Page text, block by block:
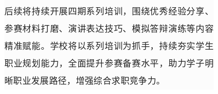
后续将持续开展四期系列培训，围绕优秀经验分享、
参赛材料打磨、演讲表达技巧、模拟答辩演练等内容
精准赋能。学校将以系列培训为抓手，持续夯实学生
职业规划能力，全面提升参赛备赛水平，助力学子明
晰职业发展路径，增强综合求职竞争力。